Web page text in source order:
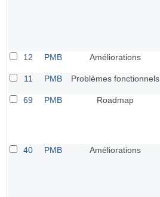
12 PMB Améliorations
11 PMB Problèmes fonctionnels
69 PMB Roadmap
40 PMB Améliorations